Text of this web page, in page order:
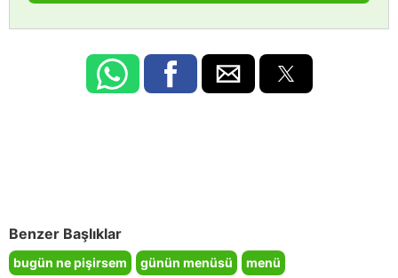
Benzer Başlıklar
bugün ne pişirsem günün menüsü
menü